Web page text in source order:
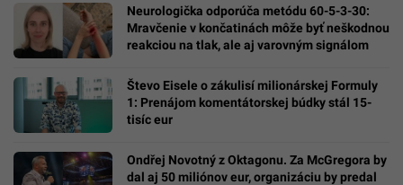
Neurologička odporúča metódu 60-5-3-30:
Mravčenie v končatinách môže byť neškodnou
reakciou na tlak, ale aj varovným signálom
Števo Eisele o zákulisí milionárskej Formuly
1: Prenájom komentátorskej búdky stál 15-
tisíc eur
Ondřej Novotný z Oktagonu. Za McGregora by
dal aj 50 miliónov eur, organizáciu by predal